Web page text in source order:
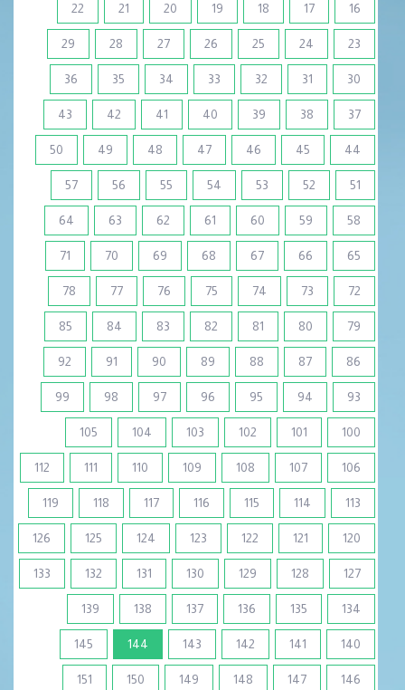
16
17
18
19
20
21
22
23
24
25
26
27
28
29
30
31
32
33
34
35
36
37
38
39
40
41
42
43
44
45
46
47
48
49
50
51
52
53
54
55
56
57
58
59
60
61
62
63
64
65
66
67
68
69
70
71
72
73
74
75
76
77
78
79
80
81
82
83
84
85
86
87
88
89
90
91
92
93
94
95
96
97
98
99
100
101
102
103
104
105
106
107
108
109
110
111
112
113
114
115
116
117
118
119
120
121
122
123
124
125
126
127
128
129
130
131
132
133
134
135
136
137
138
139
140
141
142
143
144
(current)
145
146
147
148
149
150
151